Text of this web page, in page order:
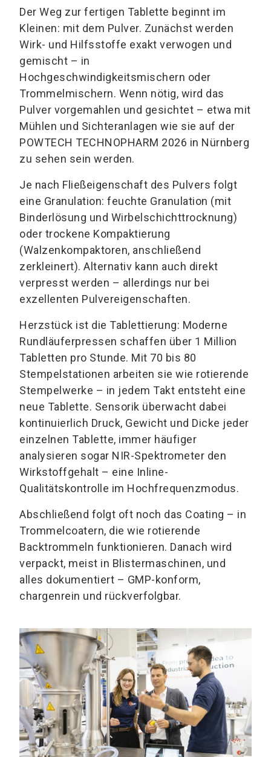
Der Weg zur fertigen Tablette beginnt im
Kleinen: mit dem Pulver. Zunächst werden
Wirk- und Hilfsstoffe exakt verwogen und
gemischt – in
Hochgeschwindigkeitsmischern oder
Trommelmischern. Wenn nötig, wird das
Pulver vorgemahlen und gesichtet – etwa mit
Mühlen und Sichteranlagen wie sie auf der
POWTECH TECHNOPHARM 2026 in Nürnberg
zu sehen sein werden.
Je nach Fließeigenschaft des Pulvers folgt
eine Granulation: feuchte Granulation (mit
Binderlösung und Wirbelschichttrocknung)
oder trockene Kompaktierung
(Walzenkompaktoren, anschließend
zerkleinert). Alternativ kann auch direkt
verpresst werden – allerdings nur bei
exzellenten Pulvereigenschaften.
Herzstück ist die Tablettierung: Moderne
Rundläuferpressen schaffen über 1 Million
Tabletten pro Stunde. Mit 70 bis 80
Stempelstationen arbeiten sie wie rotierende
Stempelwerke – in jedem Takt entsteht eine
neue Tablette. Sensorik überwacht dabei
kontinuierlich Druck, Gewicht und Dicke jeder
einzelnen Tablette, immer häufiger
analysieren sogar NIR-Spektrometer den
Wirkstoffgehalt – eine Inline-
Qualitätskontrolle im Hochfrequenzmodus.
Abschließend folgt oft noch das Coating – in
Trommelcoatern, die wie rotierende
Backtrommeln funktionieren. Danach wird
verpackt, meist in Blistermaschinen, und
alles dokumentiert – GMP-konform,
chargenrein und rückverfolgbar.